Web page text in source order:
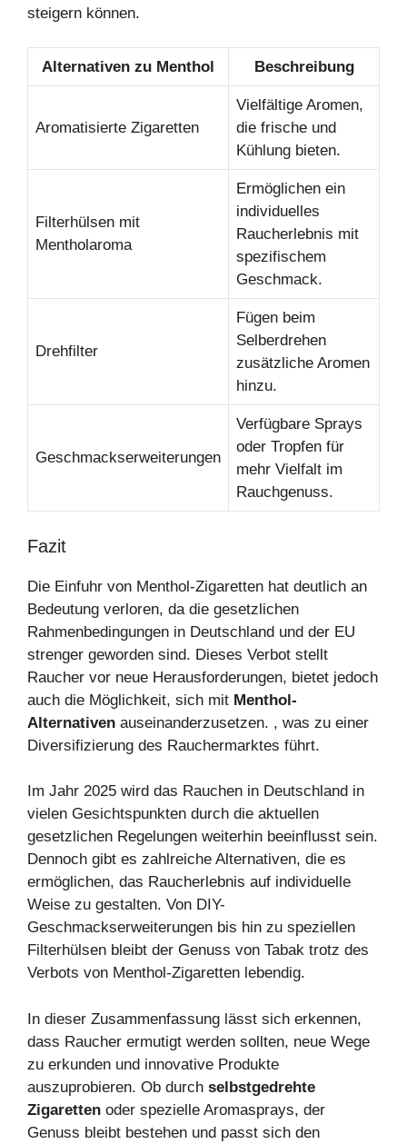
steigern können.
Alternativen zu Menthol Beschreibung
Aromatisierte Zigaretten
Vielfältige Aromen,
die frische und
Kühlung bieten.
Filterhülsen mit
Mentholaroma
Ermöglichen ein
individuelles
Raucherlebnis mit
spezifischem
Geschmack.
Drehfilter
Fügen beim
Selberdrehen
zusätzliche Aromen
hinzu.
Geschmackserweiterungen
Verfügbare Sprays
oder Tropfen für
mehr Vielfalt im
Rauchgenuss.
Fazit
Die Einfuhr von Menthol-Zigaretten hat deutlich an
Bedeutung verloren, da die gesetzlichen
Rahmenbedingungen in Deutschland und der EU
strenger geworden sind. Dieses Verbot stellt
Raucher vor neue Herausforderungen, bietet jedoch
auch die Möglichkeit, sich mit Menthol-
Alternativen auseinanderzusetzen. , was zu einer
Diversifizierung des Rauchermarktes führt.
Im Jahr 2025 wird das Rauchen in Deutschland in
vielen Gesichtspunkten durch die aktuellen
gesetzlichen Regelungen weiterhin beeinflusst sein.
Dennoch gibt es zahlreiche Alternativen, die es
ermöglichen, das Raucherlebnis auf individuelle
Weise zu gestalten. Von DIY-
Geschmackserweiterungen bis hin zu speziellen
Filterhülsen bleibt der Genuss von Tabak trotz des
Verbots von Menthol-Zigaretten lebendig.
In dieser Zusammenfassung lässt sich erkennen,
dass Raucher ermutigt werden sollten, neue Wege
zu erkunden und innovative Produkte
auszuprobieren. Ob durch selbstgedrehte
Zigaretten oder spezielle Aromasprays, der
Genuss bleibt bestehen und passt sich den